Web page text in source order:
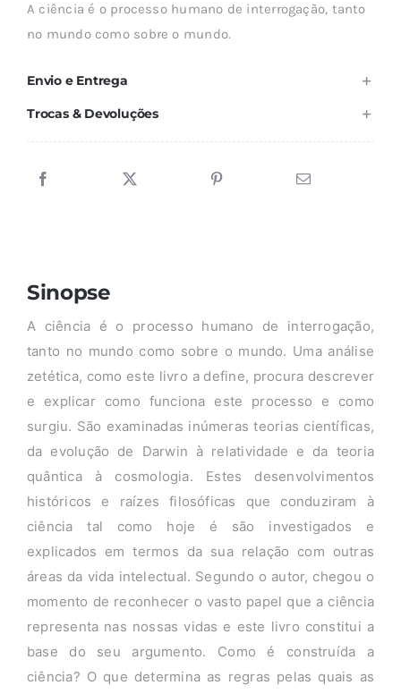
CIÊNCIA
A ciência é o processo humano de interrogação, tanto
no mundo como sobre o mundo.
Envio e Entrega
Trocas & Devoluções
Sinopse
A ciência é o processo humano de interrogação,
tanto no mundo como sobre o mundo. Uma análise
zetética, como este livro a define, procura descrever
e explicar como funciona este processo e como
surgiu. São examinadas inúmeras teorias científicas,
da evolução de Darwin à relatividade e da teoria
quântica à cosmologia. Estes desenvolvimentos
históricos e raízes filosóficas que conduziram à
ciência tal como hoje é são investigados e
explicados em termos da sua relação com outras
áreas da vida intelectual. Segundo o autor, chegou o
momento de reconhecer o vasto papel que a ciência
representa nas nossas vidas e este livro constitui a
base do seu argumento. Como é construída a
ciência? O que determina as regras pelas quais as